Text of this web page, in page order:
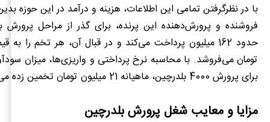
با در نظرگرفتن تمامی این اطلاعات، هزینه و درآمد در این حوزه
فروشنده و پرورش‌دهنده این پرنده، برای گذر از مراحل پرورش
تومان می‌فروشد. با محاسبه نرخ پرداختی و واریزی‌ها، میزان
برای پرورش 4000 بلدرچین، ماهیانه 21 میلیون تومان تخمین زده می‌شود.
مزایا و معایب شغل پرورش بلدرچین